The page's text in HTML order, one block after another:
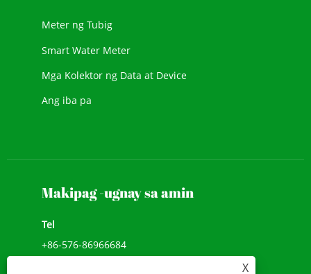
Meter ng Tubig
Smart Water Meter
Mga Kolektor ng Data at Device
Ang iba pa
Makipag -ugnay sa amin
Tel
+86-576-86966684
X